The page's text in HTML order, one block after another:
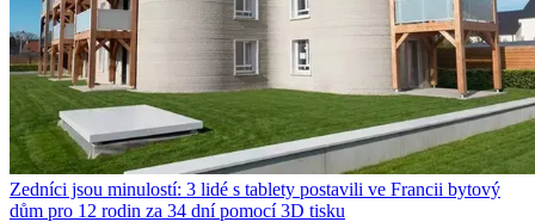
Zedníci jsou minulostí: 3 lidé s tablety postavili ve Francii bytový
dům pro 12 rodin za 34 dní pomocí 3D tisku